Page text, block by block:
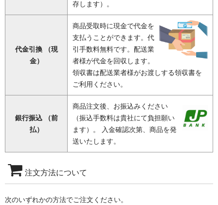
存します）。
代金引換 （現
金）
商品受取時に現金で代金を
支払うことができます。代
引手数料無料です。配送業
者様が代金を回収します。
領収書は配送業者様がお渡しする領収書を
ご利用ください。
銀行振込 （前
払）
商品注文後、お振込みください
（振込手数料は貴社にて負担願い
ます）。 入金確認次第、商品を発
送いたします。
注文方法について
次のいずれかの方法でご注文ください。